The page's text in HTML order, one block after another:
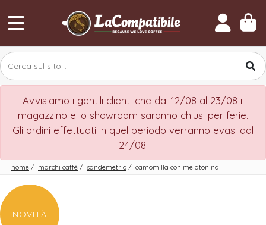
Avvisiamo i gentili clienti che dal 12/08 al 23/08 il
magazzino e lo showroom saranno chiusi per ferie.
Gli ordini effettuati in quel periodo verranno evasi dal
24/08.
home / marchi caffè / sandemetrio / camomilla con melatonina
NOVITÀ